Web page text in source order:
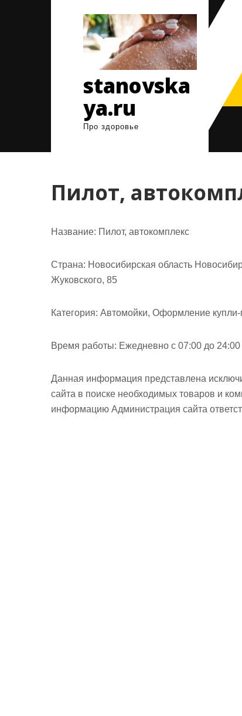
stanovska
ya.ru
Про здоровье
Пилот,
Название: Пилот, автокомплекс
Страна: Новосибирская область
Жуковского, 85
Категория: Автомойки, Оформление
Время работы: Ежедневно с 07:00 до 24:00
Данная информация представлена
сайта в поиске необходимых товаров и
информацию Администрация сайта